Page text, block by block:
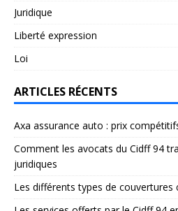
Juridique
Liberté expression
Loi
ARTICLES RÉCENTS
Axa assurance auto : prix
Comment les avocats du Cidff 94
juridiques
Les différents types de couvertures